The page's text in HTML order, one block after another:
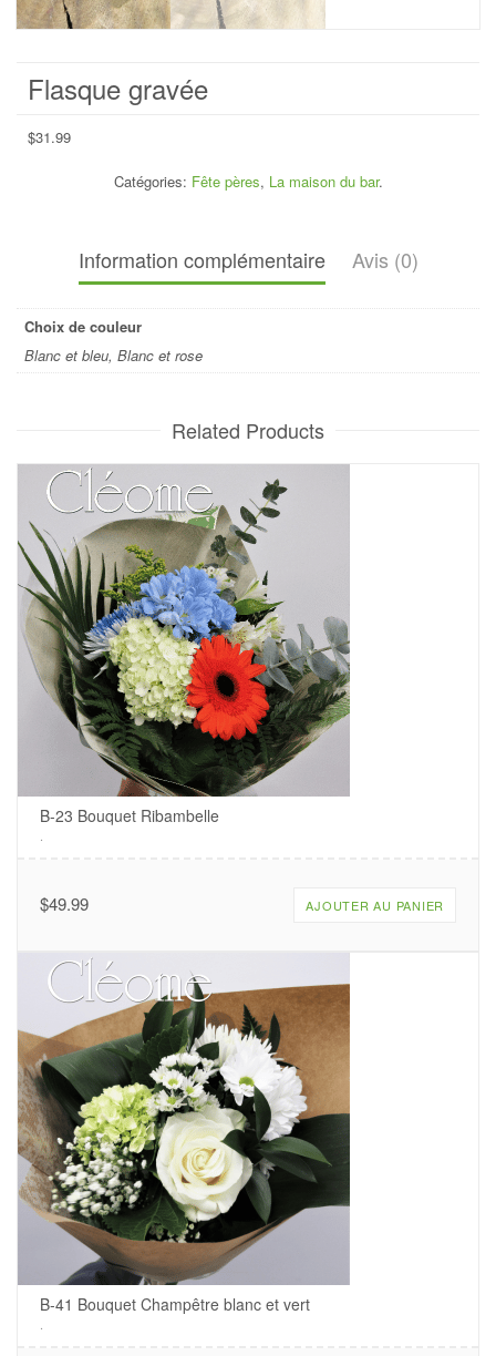
Flasque gravée
$31.99
Catégories: Fête pères, La maison du bar.
Information complémentaire Avis (0)
Choix de couleur
Blanc et bleu, Blanc et rose
Related Products
B-23 Bouquet Ribambelle
$49.99 AJOUTER AU PANIER
B-41 Bouquet Champêtre blanc et vert